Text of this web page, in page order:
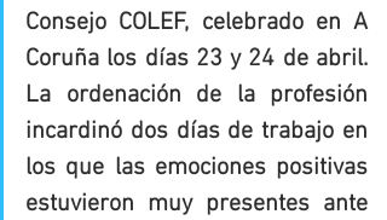
Consejo COLEF, celebrado en A
Coruña los días 23 y 24 de abril.
La ordenación de la profesión
incardinó dos días de trabajo en
los que las emociones positivas
estuvieron muy presentes ante